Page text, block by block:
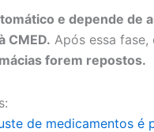
e depende de
CMED. Após essa fase,
forem repostos.
de medicamentos é